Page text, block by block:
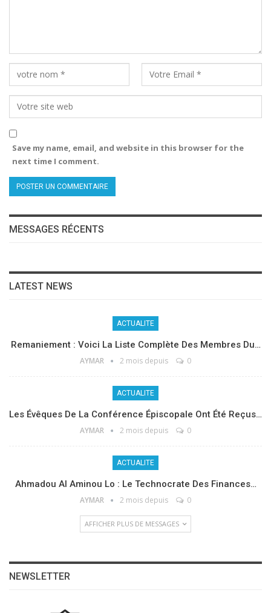
Save my name, email, and website in this browser for the
next time I comment.
MESSAGES RÉCENTS
LATEST NEWS
ACTUALITE
Remaniement : Voici La Liste Complète Des Membres Du…
AYMAR 2 mois depuis 0
ACTUALITE
Les Évêques De La Conférence Épiscopale Ont Été Reçus…
AYMAR 2 mois depuis 0
ACTUALITE
Ahmadou Al Aminou Lo : Le Technocrate Des Finances…
AYMAR 2 mois depuis 0
AFFICHER PLUS DE MESSAGES
NEWSLETTER